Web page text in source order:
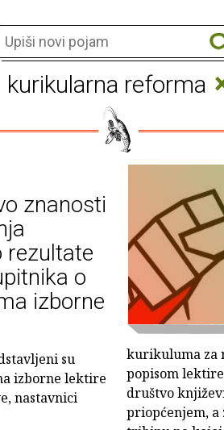
kurikularna reforma
znanosti
rezultate
o
izborne
su
izborne lektire
nastavnici
kurikuluma za
popisom
društvo
priopćenjem,